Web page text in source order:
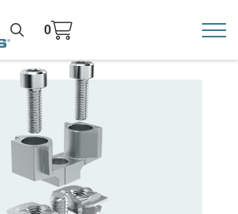
0